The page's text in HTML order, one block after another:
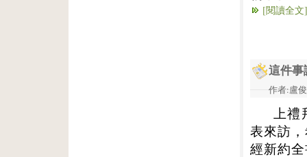
[閱讀全文]
這件事
作者:盧
上
表來訪
經新約